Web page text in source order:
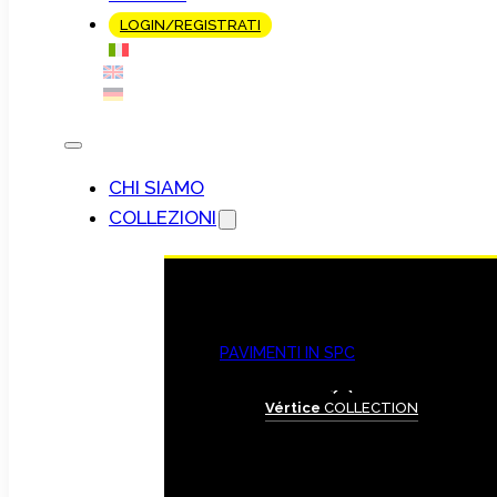
LOGIN/REGISTRATI
CHI SIAMO
COLLEZIONI
PAVIMENTI IN SPC
Vértice COLLECTION